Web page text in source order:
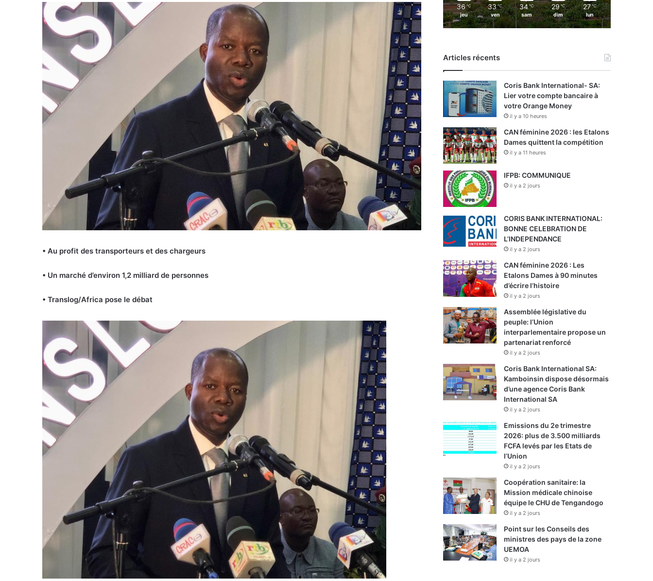
• Au profit des transporteurs et des chargeurs
• Un marché d’environ 1,2 milliard de personnes
• Translog/Africa pose le débat
36 ℃
jeu
33 ℃
ven
34 ℃
sam
29 ℃
dim
27 ℃
lun
Articles récents
Coris Bank International- SA:
Lier votre compte bancaire à
votre Orange Money
il y a 10 heures
CAN féminine 2026 : les Etalons
Dames quittent la compétition
il y a 11 heures
IFPB: COMMUNIQUE
il y a 2 jours
CORIS BANK INTERNATIONAL:
BONNE CELEBRATION DE
L’INDEPENDANCE
il y a 2 jours
CAN féminine 2026 : Les
Etalons Dames à 90 minutes
d’écrire l’histoire
il y a 2 jours
Assemblée législative du
peuple: l’Union
interparlementaire propose un
partenariat renforcé
il y a 2 jours
Coris Bank International SA:
Kamboinsin dispose désormais
d’une agence Coris Bank
International SA
il y a 2 jours
Emissions du 2e trimestre
2026: plus de 3.500 milliards
FCFA levés par les Etats de
l’Union
il y a 2 jours
Coopération sanitaire: la
Mission médicale chinoise
équipe le CHU de Tengandogo
il y a 2 jours
Point sur les Conseils des
ministres des pays de la zone
UEMOA
il y a 2 jours